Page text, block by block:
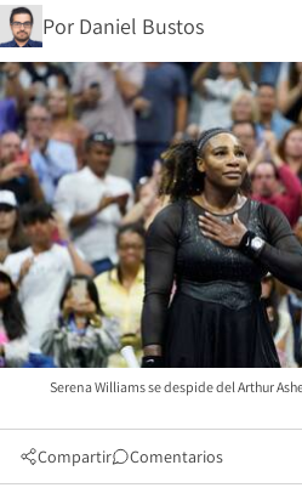
Por Daniel Bustos
Serena Williams se despide del Arthur
Compartir Comentarios